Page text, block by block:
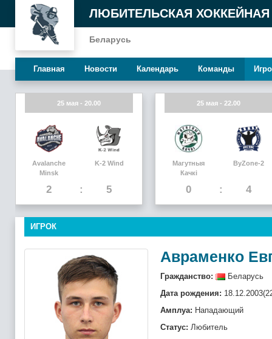
ЛЮБИТЕЛЬСКАЯ ХОККЕЙНАЯ
Беларусь
Главная Новости Календарь Команды
25 мая - 20.00
Avalanche
Minsk
2
K-2 Wind
5
25 мая - 22.00
Магутныя
Качкi
0
ByZone-2
4
ИГРОК
Авраменко
Гражданство:
Беларусь
Дата рождения:
Амплуа: Нападающий
Статус: Любитель